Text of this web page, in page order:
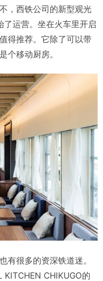
，西铁公司的新型观光
了运营。坐在火车里开启
得推荐。它除了可以带
个移动厨房。
有很多的资深铁道迷。
KITCHEN CHIKUGO的